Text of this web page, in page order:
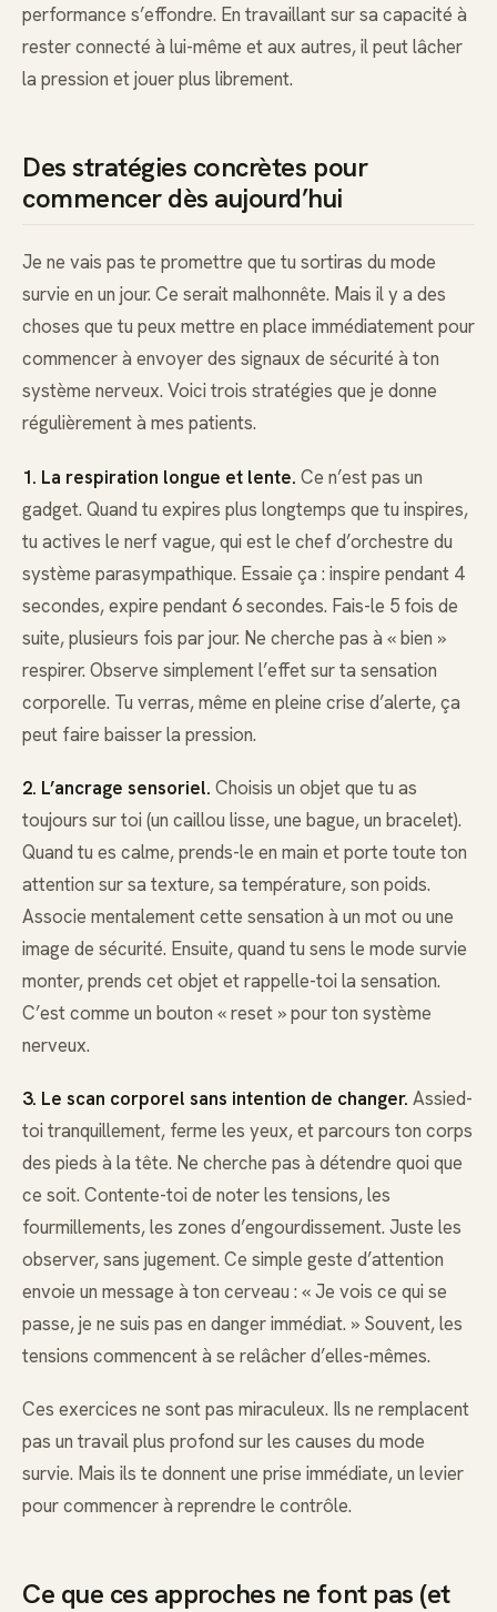
performance s’effondre. En travaillant sur sa capacité à
rester connecté à lui-même et aux autres, il peut lâcher
la pression et jouer plus librement.
Des stratégies concrètes pour
commencer dès aujourd’hui
Je ne vais pas te promettre que tu sortiras du mode
survie en un jour. Ce serait malhonnête. Mais il y a des
choses que tu peux mettre en place immédiatement pour
commencer à envoyer des signaux de sécurité à ton
système nerveux. Voici trois stratégies que je donne
régulièrement à mes patients.
1. La respiration longue et lente. Ce n’est pas un
gadget. Quand tu expires plus longtemps que tu inspires,
tu actives le nerf vague, qui est le chef d’orchestre du
système parasympathique. Essaie ça : inspire pendant 4
secondes, expire pendant 6 secondes. Fais-le 5 fois de
suite, plusieurs fois par jour. Ne cherche pas à « bien »
respirer. Observe simplement l’effet sur ta sensation
corporelle. Tu verras, même en pleine crise d’alerte, ça
peut faire baisser la pression.
2. L’ancrage sensoriel. Choisis un objet que tu as
toujours sur toi (un caillou lisse, une bague, un bracelet).
Quand tu es calme, prends-le en main et porte toute ton
attention sur sa texture, sa température, son poids.
Associe mentalement cette sensation à un mot ou une
image de sécurité. Ensuite, quand tu sens le mode survie
monter, prends cet objet et rappelle-toi la sensation.
C’est comme un bouton « reset » pour ton système
nerveux.
3. Le scan corporel sans intention de changer. Assied-
toi tranquillement, ferme les yeux, et parcours ton corps
des pieds à la tête. Ne cherche pas à détendre quoi que
ce soit. Contente-toi de noter les tensions, les
fourmillements, les zones d’engourdissement. Juste les
observer, sans jugement. Ce simple geste d’attention
envoie un message à ton cerveau : « Je vois ce qui se
passe, je ne suis pas en danger immédiat. » Souvent, les
tensions commencent à se relâcher d’elles-mêmes.
Ces exercices ne sont pas miraculeux. Ils ne remplacent
pas un travail plus profond sur les causes du mode
survie. Mais ils te donnent une prise immédiate, un levier
pour commencer à reprendre le contrôle.
Ce que ces approches ne font pas (et